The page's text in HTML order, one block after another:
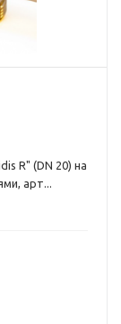
R" (DN 20) на
арт...